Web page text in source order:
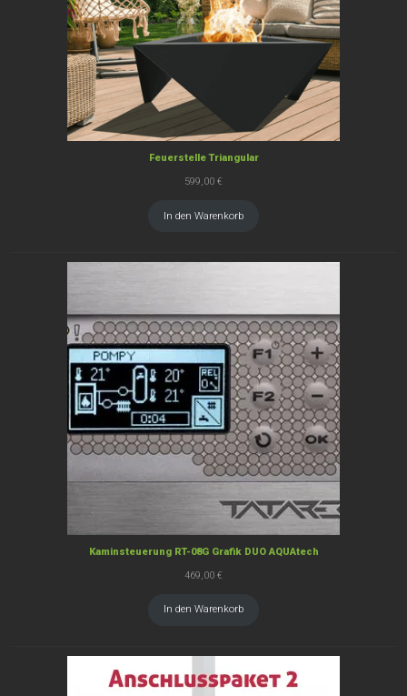
Feuerstelle Triangular
599,00 €
In den Warenkorb
Kaminsteuerung RT-08G Grafik DUO AQUAtech
469,00 €
In den Warenkorb